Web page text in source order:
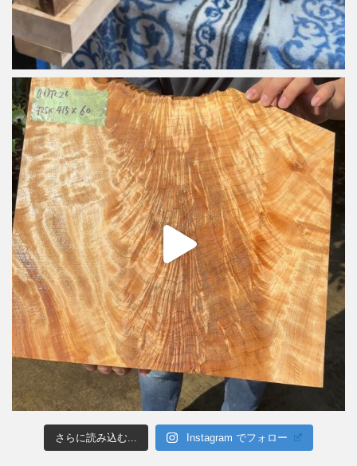
さらに読み込む... Instagram でフォロー